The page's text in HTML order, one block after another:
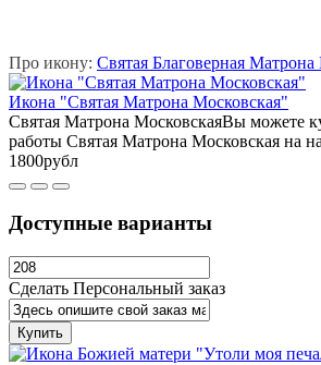
Про икону: Святая Благоверная Матрона
Икона "Святая Матрона Московская"
Святая Матрона МосковскаяВы можете
работы Святая Матрона Московская на
1800рубл
Доступные варианты
Сделать Персональный заказ
Купить